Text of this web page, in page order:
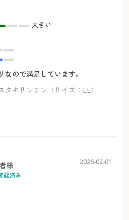
大きい
ので満足しています。
キサンチン（サイズ：LL）
様
認済み
2026-02-01